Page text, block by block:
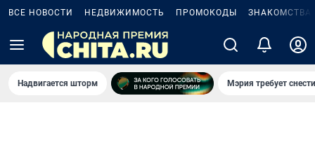
ВСЕ НОВОСТИ НЕДВИЖИМОСТЬ ПРОМОКОДЫ ЗНАКОМСТВА
Надвигается шторм Мэрия требует